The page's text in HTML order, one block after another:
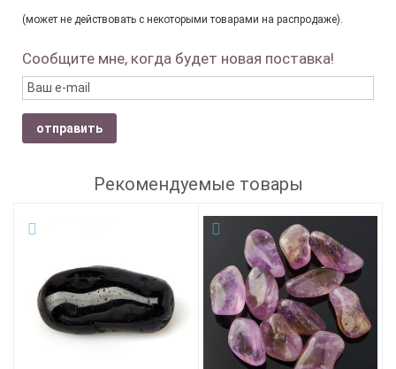
(может не действовать с некоторыми товарами на распродаже).
Сообщите мне, когда будет новая поставка!
отправить
Рекомендуемые товары